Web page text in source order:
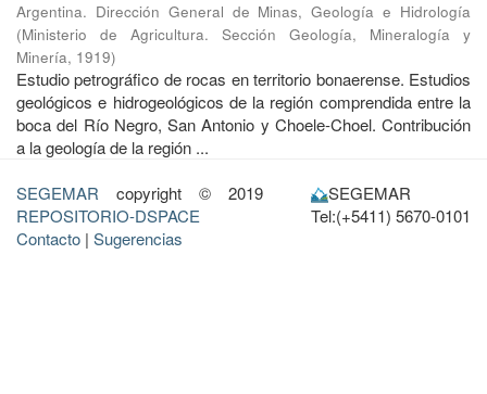
Argentina. Dirección General de Minas, Geología e Hidrología
(Ministerio de Agricultura. Sección Geología, Mineralogía y
Minería, 1919)
Estudio petrográfico de rocas en territorio bonaerense. Estudios
geológicos e hidrogeológicos de la región comprendida entre la
boca del Río Negro, San Antonio y Choele-Choel. Contribución
a la geología de la región ...
SEGEMAR copyright © 2019
REPOSITORIO-DSPACE
Contacto | Sugerencias
SEGEMAR
Tel:(+5411) 5670-0101